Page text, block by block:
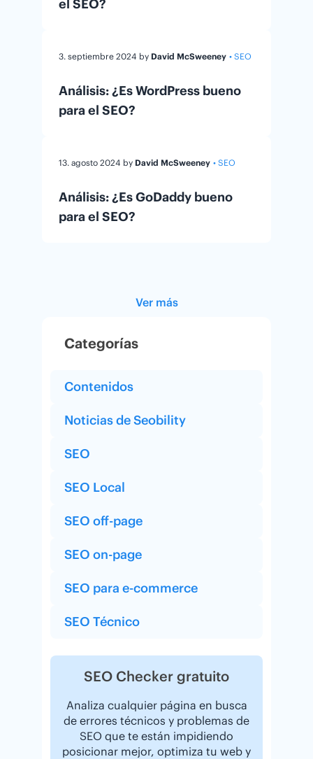
Categorías
Contenidos
Noticias de Seobility
SEO
SEO Local
SEO off-page
SEO on-page
SEO para e-commerce
SEO Técnico
SEO Checker gratuito
Analiza cualquier página en busca
de errores técnicos y problemas de
SEO que te están impidiendo
posicionar mejor, optimiza tu web y
el SEO?
3. septiembre 2024 by David McSweeney • SEO
Análisis: ¿Es WordPress bueno
para el SEO?
13. agosto 2024 by David McSweeney • SEO
Análisis: ¿Es GoDaddy bueno
para el SEO?
Ver más